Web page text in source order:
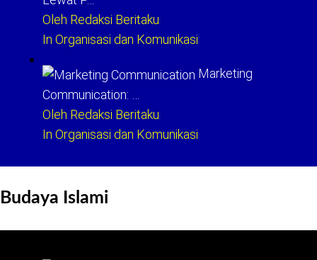
Oleh Redaksi Beritaku
In Organisasi dan Komunikasi
Marketing
Communication: …
Oleh Redaksi Beritaku
In Organisasi dan Komunikasi
Budaya Islami